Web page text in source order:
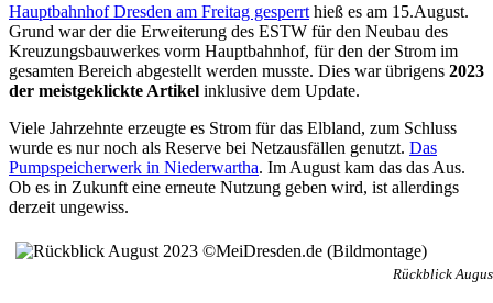
Hauptbahnhof Dresden am Freitag gesperrt hieß es am 15.August.
Grund war der die Erweiterung des ESTW für den Neubau des
Kreuzungsbauwerkes vorm Hauptbahnhof, für den der Strom im
gesamten Bereich abgestellt werden musste. Dies war übrigens 2023
der meistgeklickte Artikel inklusive dem Update.
Viele Jahrzehnte erzeugte es Strom für das Elbland, zum Schluss
wurde es nur noch als Reserve bei Netzausfällen genutzt. Das
Pumpspeicherwerk in Niederwartha. Im August kam das das Aus.
Ob es in Zukunft eine erneute Nutzung geben wird, ist allerdings
derzeit ungewiss.
Rückblick